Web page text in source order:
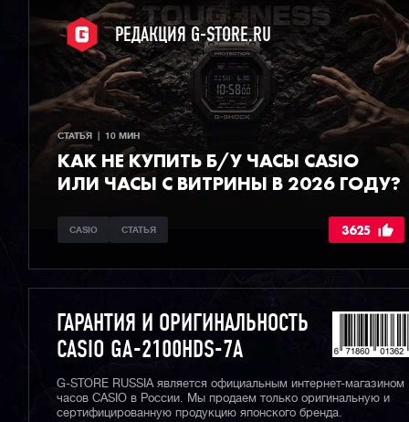
РЕДАКЦИЯ G-STORE.RU
СТАТЬЯ  |  10 МИН
КАК НЕ КУПИТЬ Б/У ЧАСЫ CASIO
ИЛИ ЧАСЫ С ВИТРИНЫ В 2026 ГОДУ?
CASIO СТАТЬЯ 3625
ГАРАНТИЯ И ОРИГИНАЛЬНОСТЬ
CASIO GA-2100HDS-7A
G-STORE RUSSIA является официальным интернет-магазином
часов CASIO в России. Мы продаем только оригинальную и
сертифицированную продукцию японского бренда.